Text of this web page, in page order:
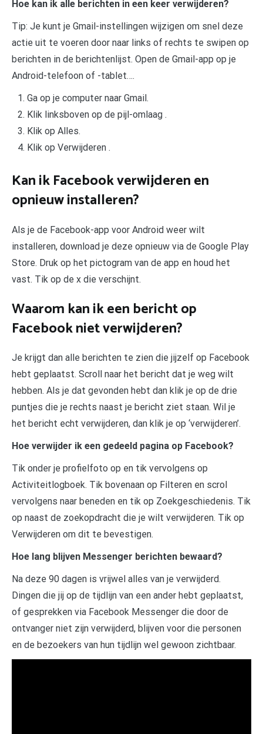
Hoe kan ik alle berichten in een keer verwijderen?
Tip: Je kunt je Gmail-instellingen wijzigen om snel deze
actie uit te voeren door naar links of rechts te swipen op
berichten in de berichtenlijst. Open de Gmail-app op je
Android-telefoon of -tablet….
Ga op je computer naar Gmail.
Klik linksboven op de pijl-omlaag .
Klik op Alles.
Klik op Verwijderen .
Kan ik Facebook verwijderen en
opnieuw installeren?
Als je de Facebook-app voor Android weer wilt
installeren, download je deze opnieuw via de Google Play
Store. Druk op het pictogram van de app en houd het
vast. Tik op de x die verschijnt.
Waarom kan ik een bericht op
Facebook niet verwijderen?
Je krijgt dan alle berichten te zien die jijzelf op Facebook
hebt geplaatst. Scroll naar het bericht dat je weg wilt
hebben. Als je dat gevonden hebt dan klik je op de drie
puntjes die je rechts naast je bericht ziet staan. Wil je
het bericht echt verwijderen, dan klik je op ‘verwijderen’.
Hoe verwijder ik een gedeeld pagina op Facebook?
Tik onder je profielfoto op en tik vervolgens op
Activiteitlogboek. Tik bovenaan op Filteren en scrol
vervolgens naar beneden en tik op Zoekgeschiedenis. Tik
op naast de zoekopdracht die je wilt verwijderen. Tik op
Verwijderen om dit te bevestigen.
Hoe lang blijven Messenger berichten bewaard?
Na deze 90 dagen is vrijwel alles van je verwijderd.
Dingen die jij op de tijdlijn van een ander hebt geplaatst,
of gesprekken via Facebook Messenger die door de
ontvanger niet zijn verwijderd, blijven voor die personen
en de bezoekers van hun tijdlijn wel gewoon zichtbaar.